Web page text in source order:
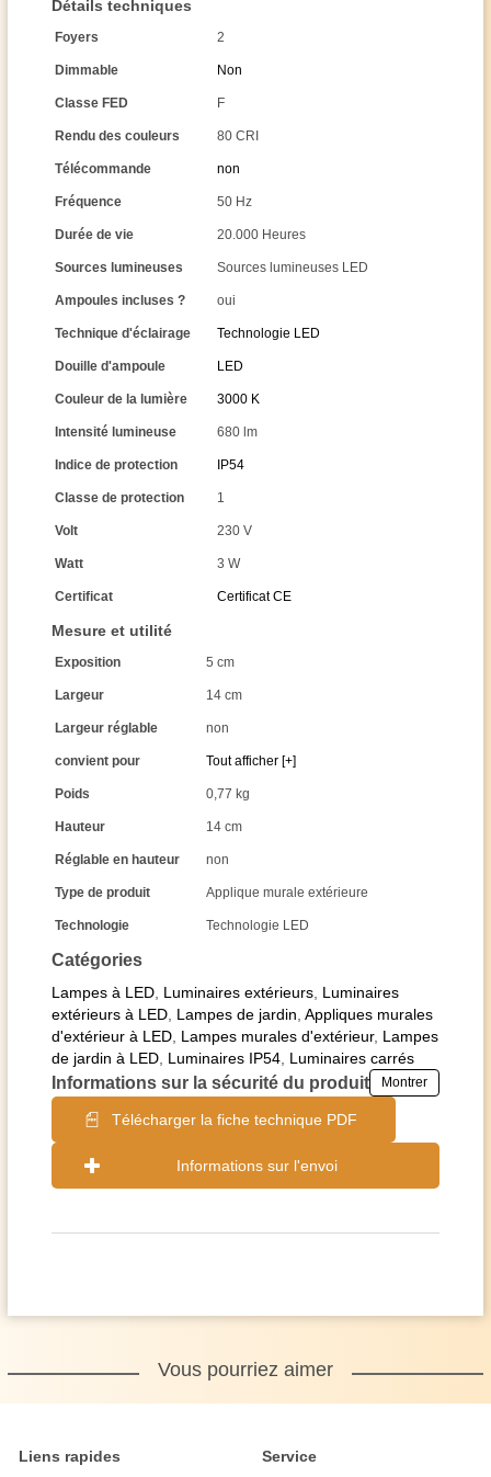
Catégories
Lampes à LED Luminaires extérieurs Luminaires
extérieurs à LED Lampes de jardin Appliques murales
d'extérieur à LED Lampes murales d'extérieur, Lampes
de jardin à LED Luminaires IP54 Luminaires carrés
Informations sur la sécurité du produit Montrer
Télécharger la fiche technique PDF
Informations sur l'envoi
Détails techniques
Foyers 2
Dimmable Non
Classe FED F
Rendu des couleurs 80 CRI
Télécommande non
Fréquence 50 Hz
Durée de vie 20.000 Heures
Sources lumineuses Sources lumineuses LED
Ampoules incluses ? oui
Technique d'éclairage Technologie LED
Douille d'ampoule LED
Couleur de la lumière 3000 K
Intensité lumineuse 680 lm
Indice de protection IP54
Classe de protection 1
Volt 230 V
Watt 3 W
Certificat Certificat CE
Mesure et utilité
Exposition 5 cm
Largeur 14 cm
Largeur réglable non
convient pour Tout afficher [+]
Poids 0,77 kg
Hauteur 14 cm
Réglable en hauteur non
Type de produit Applique murale extérieure
Technologie Technologie LED
Vous pourriez aimer
Liens rapides Service